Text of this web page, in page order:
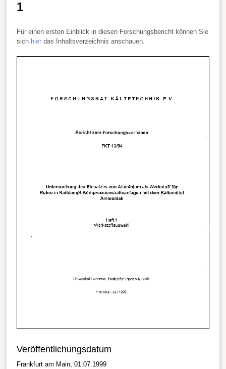
1
Für einen ersten Einblick in diesen Forschungsbericht können Sie
sich hier das Inhaltsverzeichnis anschauen.
Veröffentlichungsdatum
Frankfurt am Main, 01.07.1999